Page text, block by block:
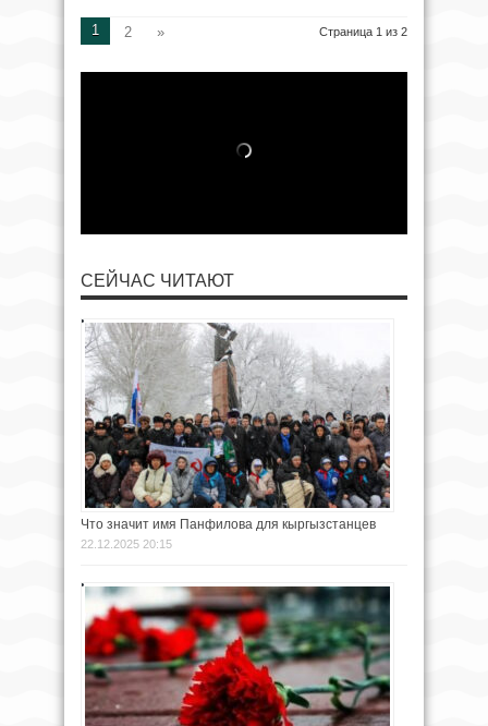
Страница 1 из 2
1 2 »
СЕЙЧАС ЧИТАЮТ
Что значит имя Панфилова для кыргызстанцев
22.12.2025 20:15